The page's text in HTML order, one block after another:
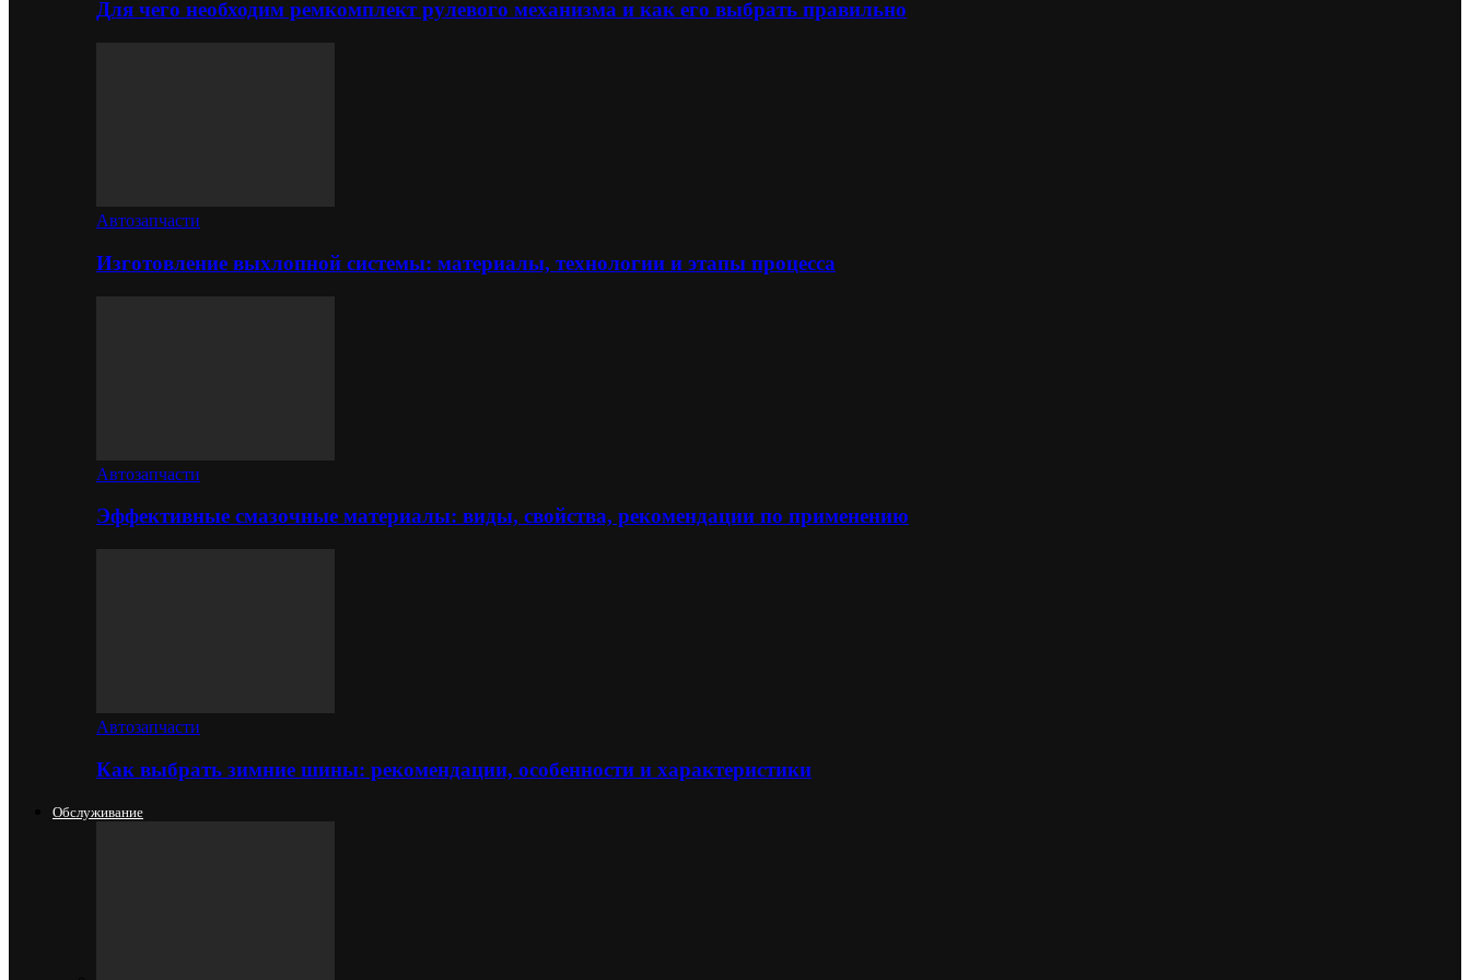
Для чего необходим ремкомплект рулевого механизма и как его выбрать правильно
Автозапчасти
Изготовление выхлопной системы: материалы, технологии и этапы процесса
Автозапчасти
Эффективные смазочные материалы: виды, свойства, рекомендации по применению
Автозапчасти
Как выбрать зимние шины: рекомендации, особенности и характеристики
Обслуживание